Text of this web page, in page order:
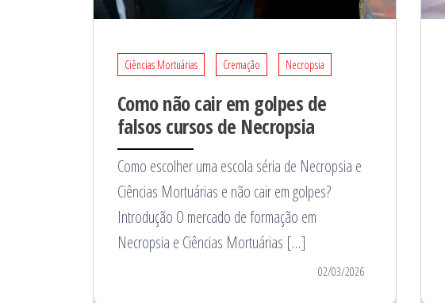
Ciências Mortuárias Cremação Necropsia
Como não cair em golpes de
falsos cursos de Necropsia
Como escolher uma escola séria de Necropsia e
Ciências Mortuárias e não cair em golpes?
Introdução O mercado de formação em
Necropsia e Ciências Mortuárias […]
02/03/2026